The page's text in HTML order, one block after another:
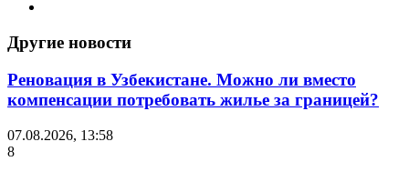
Другие новости
Реновация в Узбекистане. Можно ли вместо
компенсации потребовать жилье за границей?
07.08.2026, 13:58
8